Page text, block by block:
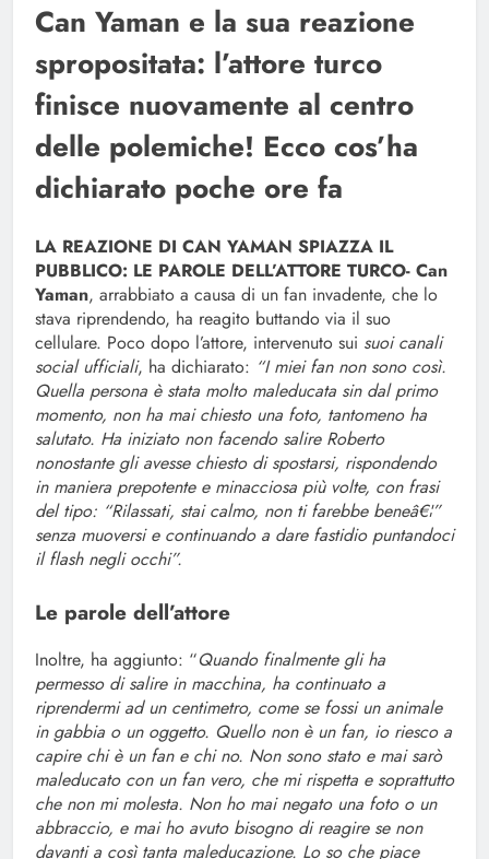
Can Yaman e la sua reazione
spropositata: l’attore turco
finisce nuovamente al centro
delle polemiche! Ecco cos’ha
dichiarato poche ore fa
LA REAZIONE DI CAN YAMAN SPIAZZA IL
PUBBLICO: LE PAROLE DELL’ATTORE TURCO- Can
Yaman, arrabbiato a causa di un fan invadente, che lo
stava riprendendo, ha reagito buttando via il suo
cellulare. Poco dopo l’attore, intervenuto sui suoi canali
social ufficiali, ha dichiarato: “I miei fan non sono così.
Quella persona è stata molto maleducata sin dal primo
momento, non ha mai chiesto una foto, tantomeno ha
salutato. Ha iniziato non facendo salire Roberto
nonostante gli avesse chiesto di spostarsi, rispondendo
in maniera prepotente e minacciosa più volte, con frasi
del tipo: “Rilassati, stai calmo, non ti farebbe beneâ€¦”
senza muoversi e continuando a dare fastidio puntandoci
il flash negli occhi”.
Le parole dell’attore
Inoltre, ha aggiunto: “Quando finalmente gli ha
permesso di salire in macchina, ha continuato a
riprendermi ad un centimetro, come se fossi un animale
in gabbia o un oggetto. Quello non è un fan, io riesco a
capire chi è un fan e chi no. Non sono stato e mai sarò
maleducato con un fan vero, che mi rispetta e soprattutto
che non mi molesta. Non ho mai negato una foto o un
abbraccio, e mai ho avuto bisogno di reagire se non
davanti a così tanta maleducazione. Lo so che piace